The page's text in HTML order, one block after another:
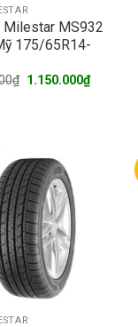
Milestar MS932
175/65R14-
₫ Original
1.150.000₫Current
price